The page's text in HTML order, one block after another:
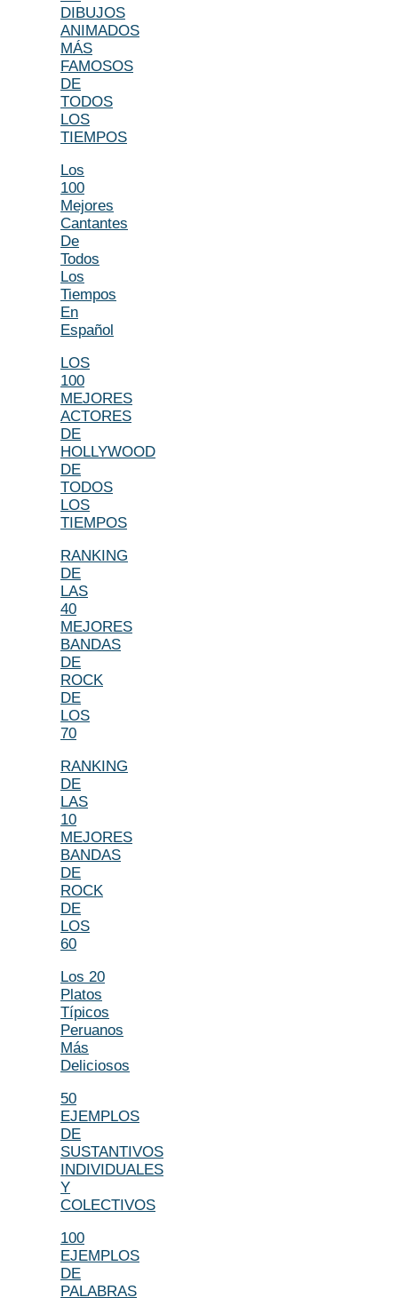
DIBUJOS
ANIMADOS
MÁS
FAMOSOS
DE
TODOS
LOS
TIEMPOS
Los
100
Mejores
Cantantes
De
Todos
Los
Tiempos
En
Español
LOS
100
MEJORES
ACTORES
DE
HOLLYWOOD
DE
TODOS
LOS
TIEMPOS
RANKING
DE
LAS
40
MEJORES
BANDAS
DE
ROCK
DE
LOS
70
RANKING
DE
LAS
10
MEJORES
BANDAS
DE
ROCK
DE
LOS
60
Los 20
Platos
Típicos
Peruanos
Más
Deliciosos
50
EJEMPLOS
DE
SUSTANTIVOS
INDIVIDUALES
Y
COLECTIVOS
100
EJEMPLOS
DE
PALABRAS